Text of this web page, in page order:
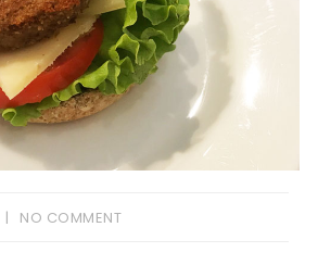
NO COMMENT